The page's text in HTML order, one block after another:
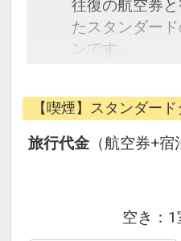
往復の航空券
たスタンダー
ンです。
できるダイナミ
ら、一都市滞在
にも最適！
旅行期間中の
泊・飛び泊な
JALマイレー
トマイルが
【喫煙】スタンダー
旅行代金 （航空券+
空き： 1